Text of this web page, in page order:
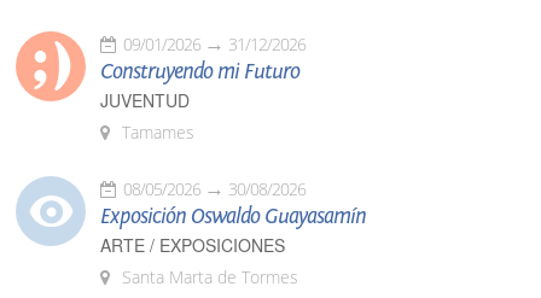
09/01/2026 31/12/2026
Construyendo mi Futuro
JUVENTUD
Tamames
08/05/2026 30/08/2026
Exposición Oswaldo Guayasamín
ARTE / EXPOSICIONES
Santa Marta de Tormes